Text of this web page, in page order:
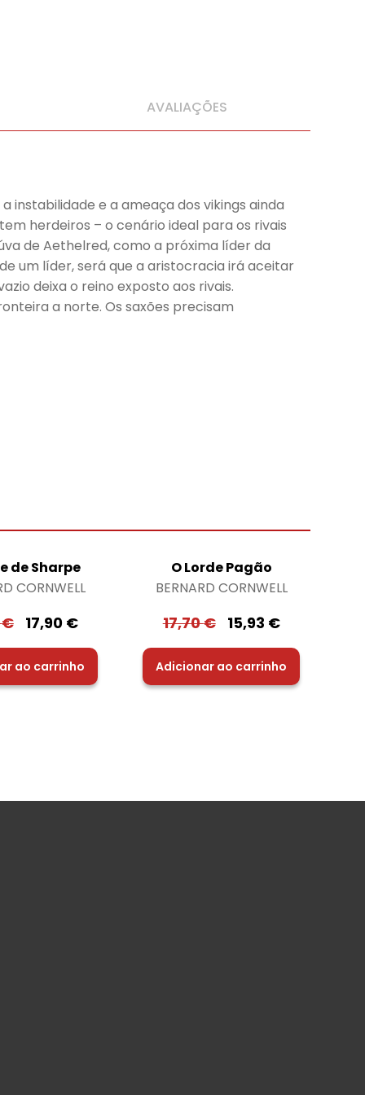
AVALIAÇÕES
instabilidade e a ameaça dos vikings ainda
herdeiros – o cenário ideal para os rivais
de Aethelred, como a próxima líder da
um líder, será que a aristocracia irá aceitar
deixa o reino exposto aos rivais.
a norte. Os saxões precisam
de Sharpe
CORNWELL
€ 17,90 €
ao carrinho
O Lorde Pagão
BERNARD CORNWELL
17,70€ 15,93 €
Adicionar ao carrinho